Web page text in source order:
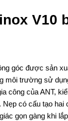
V10
góc được sản
môi trường sử
công của ANT,
Nẹp có cấu tạo hai
gọn gàng khi